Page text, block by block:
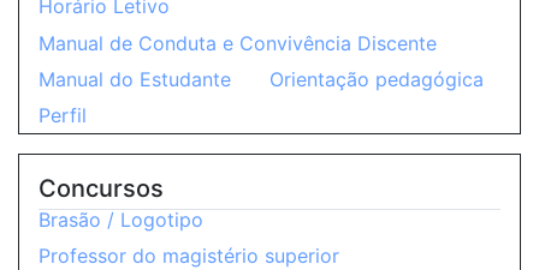
Horário Letivo
Manual de Conduta e Convivência Discente
Manual do Estudante
Orientação pedagógica
Perfil
Concursos
Brasão / Logotipo
Professor do magistério superior